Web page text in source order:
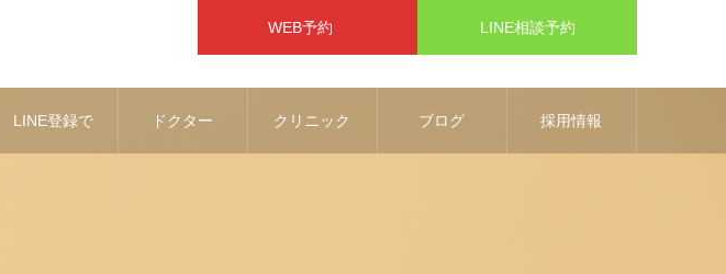
WEB予約 LINE相談予約
LINE登録で ドクター クリニック ブログ 採用情報